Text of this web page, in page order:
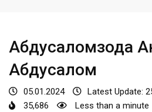
Абдусаломзода
Абдусалом
05.01.2024
Latest Update:
35,686
Less than a minute